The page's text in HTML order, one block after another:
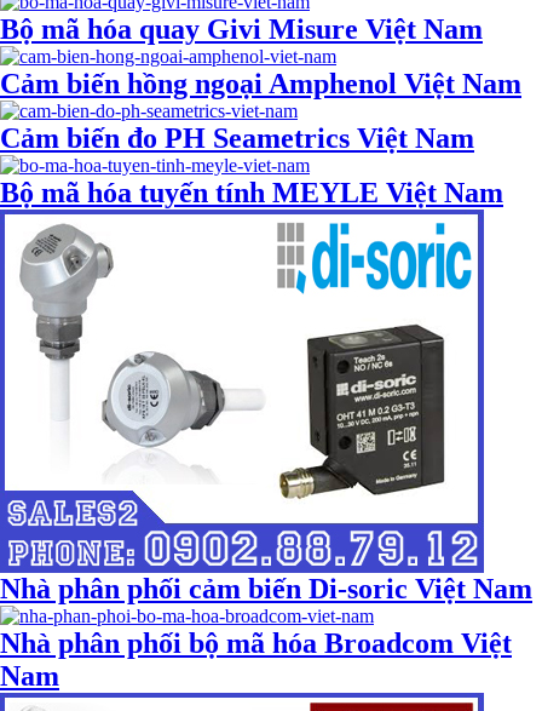
Bộ mã hóa quay Givi Misure Việt Nam
Cảm biến hồng ngoại Amphenol Việt Nam
Cảm biến đo PH Seametrics Việt Nam
Bộ mã hóa tuyến tính MEYLE Việt Nam
Nhà phân phối cảm biến Di-soric Việt Nam
Nhà phân phối bộ mã hóa Broadcom Việt
Nam